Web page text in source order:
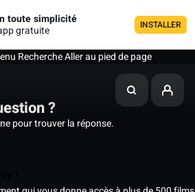
toute simplicité
gratuite
INSTALLER
RechercheAller au pied de page
?
pour trouver la réponse.